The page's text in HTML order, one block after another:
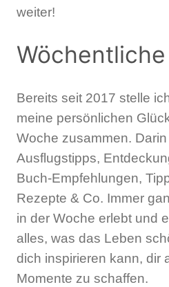
weiter!
Bereits seit 2017 stelle
meine persönlichen
Woche zusammen.
Ausflugstipps,
Buch-Empfehlungen,
Rezepte & Co. Immer
in der Woche erlebt und
alles, was das Leben
dich inspirieren kann, dir
Momente zu schaffen.